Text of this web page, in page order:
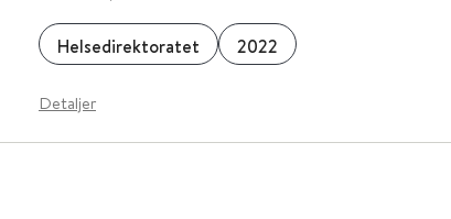
Helsedirektoratet 2022
Detaljer